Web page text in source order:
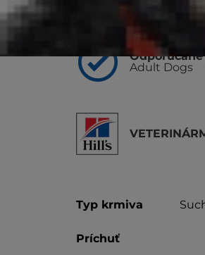
Adult Dogs
Typ krmiva
Príchuť